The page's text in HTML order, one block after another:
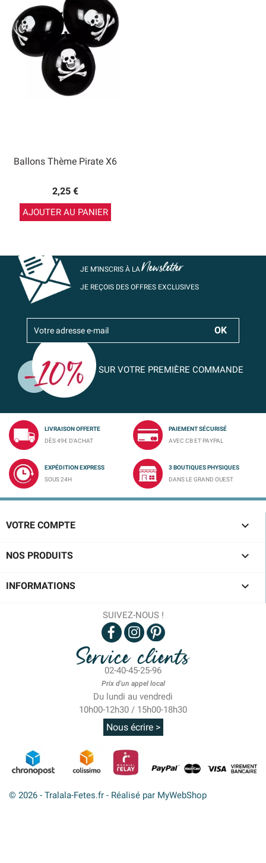
Ballons Thème Pirate X6
2,25 €
AJOUTER AU PANIER
JE M’INSCRIS À LANewsletter
JE REÇOIS DES OFFRES EXCLUSIVES
SUR VOTRE PREMIÈRE COMMANDE
LIVRAISON OFFERTE
DÈS 49€ D'ACHAT
PAIEMENT SÉCURISÉ
AVEC CB ET PAYPAL
EXPÉDITION EXPRESS
SOUS 24H
3 BOUTIQUES PHYSIQUES
DANS LE GRAND OUEST
VOTRE COMPTE 
NOS PRODUITS 
INFORMATIONS 
SUIVEZ-NOUS !
Service clients
02-40-45-25-96
Prix d'un appel local
Du lundi au vendredi
10h00-12h30 / 15h00-18h30
Nous écrire >
© 2026 - Tralala-Fetes.fr - Réalisé par MyWebShop